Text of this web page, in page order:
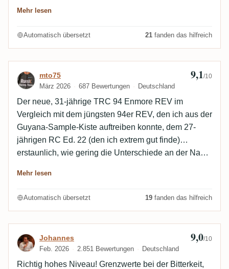
durchaus!
Mehr lesen
Automatisch übersetzt 21 fanden das hilfreich
Bewertung von mto75
mto75
März 2026 687 Bewertungen Deutschland
9,1/10
Der neue, 31-jährige TRC 94 Enmore REV im
Vergleich mit dem jüngsten 94er REV, den ich aus der
Guyana-Sample-Kiste auftreiben konnte, dem 27-
jährigen RC Ed. 22 (den ich extrem gut finde)…
erstaunlich, wie gering die Unterschiede an der Nase
überhaupt nicht fasslastiger als der RC (was
Bereich. Chapeau, wieder ein sehr gutes Händchen
bewiesen!
Mehr lesen
Automatisch übersetzt 19 fanden das hilfreich
Bewertung von Johannes
Johannes
Feb. 2026 2.851 Bewertungen Deutschland
9,0/10
Richtig hohes Niveau! Grenzwerte bei der Bitterkeit,